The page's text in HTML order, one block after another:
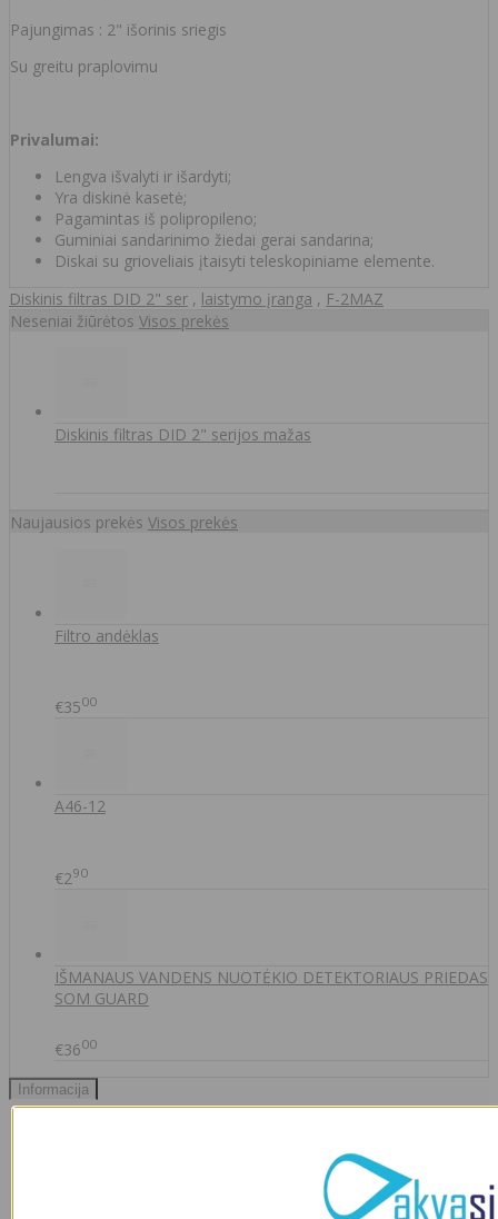
Pajungimas : 2" išorinis sriegis
Su greitu praplovimu
Privalumai:
Lengva išvalyti ir išardyti;
Yra diskinė kasetė;
Pagamintas iš polipropileno;
Guminiai sandarinimo žiedai gerai sandarina;
Diskai su grioveliais įtaisyti teleskopiniame elemente.
Diskinis filtras DID 2" ser , laistymo įranga , F-2MAZ
Neseniai žiūrėtos Visos prekės
Diskinis filtras DID 2" serijos mažas
Naujausios prekės Visos prekės
Filtro andėklas
€3500
A46-12
€290
IŠMANAUS VANDENS NUOTĖKIO DETEKTORIAUS PRIEDAS
SOM GUARD
€3600
Informacija